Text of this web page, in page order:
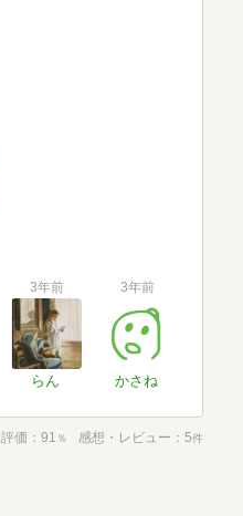
3年前
らん
3年前
かさね
評価 91 ％ 感想・レビュー 5件